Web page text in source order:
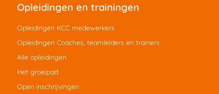
Opleidingen en trainingen
Opleidingen KCC medewerkers
Opleidingen Coaches, teamleiders en trainers
Alle opleidingen
Het groeipad
Open inschrijvingen